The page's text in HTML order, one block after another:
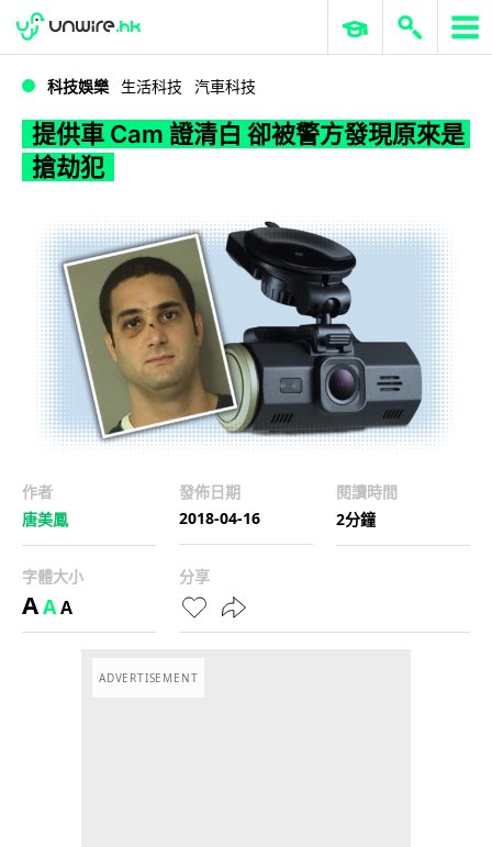
WWDC 2026 ERP 與商業 AI
科技娛樂 生活科技 汽車科技
提供車 Cam 證清白 卻被警方發現原來是
搶劫犯
作者
唐美鳳
發佈日期
2018-04-16
閱讀時間
2分鐘
字體大小
AAA
分享
ADVERTISEMENT